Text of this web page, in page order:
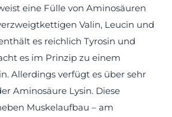
eine Fülle von Aminosäuren
Valin, Leucin und
es reichlich Tyrosin und
es im Prinzip zu einem
Allerdings verfügt es über sehr
Aminosäure Lysin. Diese
Muskelaufbau – am